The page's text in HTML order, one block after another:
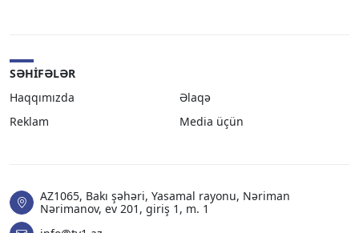
SƏHIFƏLƏR
Haqqımızda
Əlaqə
Reklam
Media üçün
AZ1065, Bakı şəhəri, Yasamal rayonu, Nəriman
Nərimanov, ev 201, giriş 1, m. 1